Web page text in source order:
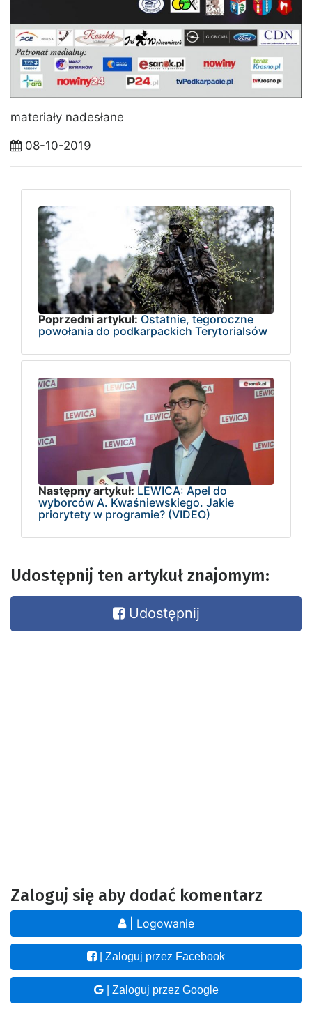
materiały nadesłane
08-10-2019
Poprzedni artykuł: Ostatnie, tegoroczne
powołania do podkarpackich Terytorialsów
Następny artykuł: LEWICA: Apel do
wyborców A. Kwaśniewskiego. Jakie
priorytety w programie? (VIDEO)
Udostępnij ten artykuł znajomym:
Udostępnij
Zaloguj się aby dodać komentarz
| Logowanie
| Zaloguj przez Facebook
| Zaloguj przez Google